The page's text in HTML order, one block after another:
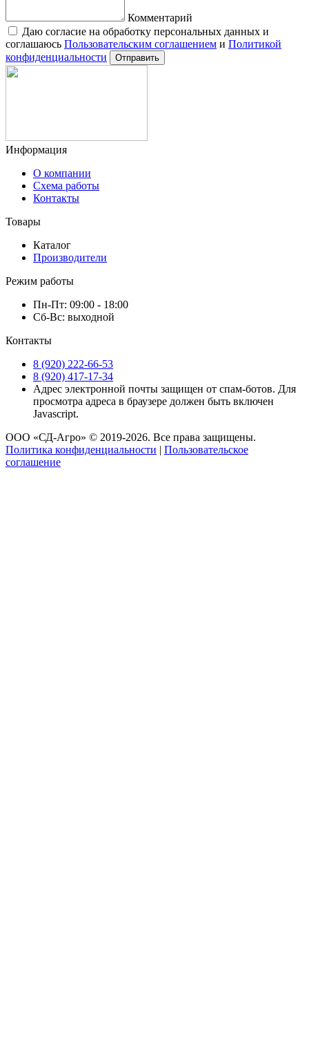
Комментарий
Даю согласие на обработку персональных данных и
соглашаюсь Пользовательским соглашением и Политикой
конфиденциальности
Отправить
Информация
О компании
Схема работы
Контакты
Товары
Каталог
Производители
Режим работы
Пн-Пт: 09:00 - 18:00
Сб-Вс: выходной
Контакты
8 (920) 222-66-53
8 (920) 417-17-34
Адрес электронной почты защищен от спам-ботов. Для
просмотра адреса в браузере должен быть включен
Javascript.
ООО «СД-Агро» © 2019-2026. Все права защищены.
Политика конфиденциальности | Пользовательское
соглашение